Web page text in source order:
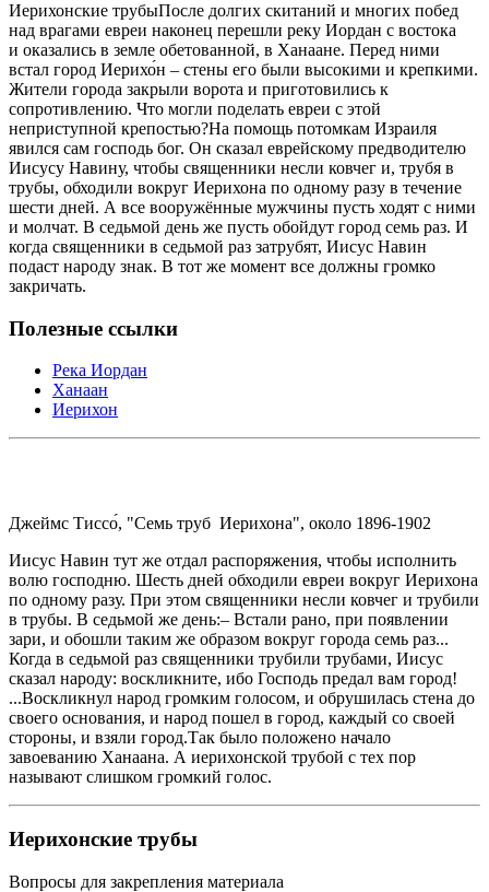
Иерихонские трубыПосле долгих скитаний и многих побед
над врагами евреи наконец перешли реку Иордан с востока
и оказались в земле обетованной, в Ханаане. Перед ними
встал город Иерихо́н – стены его были высокими и крепкими.
Жители города закрыли ворота и приготовились к
сопротивлению. Что могли поделать евреи с этой
неприступной крепостью?На помощь потомкам Израиля
явился сам господь бог. Он сказал еврейскому предводителю
Иисусу Навину, чтобы священники несли ковчег и, трубя в
трубы, обходили вокруг Иерихона по одному разу в течение
шести дней. А все вооружённые мужчины пусть ходят с ними
и молчат. В седьмой день же пусть обойдут город семь раз. И
когда священники в седьмой раз затрубят, Иисус Навин
подаст народу знак. В тот же момент все должны громко
закричать.
Полезные ссылки
Река Иордан
Ханаан
Иерихон
Джеймс Тиссо́, "Семь труб Иерихона", около 1896-1902
Иисус Навин тут же отдал распоряжения, чтобы исполнить
волю господню. Шесть дней обходили евреи вокруг Иерихона
по одному разу. При этом священники несли ковчег и трубили
в трубы. В седьмой же день:– Встали рано, при появлении
зари, и обошли таким же образом вокруг города семь раз...
Когда в седьмой раз священники трубили трубами, Иисус
сказал народу: воскликните, ибо Господь предал вам город!
...Воскликнул народ громким голосом, и обрушилась стена до
своего основания, и народ пошел в город, каждый со своей
стороны, и взяли город.Так было положено начало
завоеванию Ханаана. А иерихонской трубой с тех пор
называют слишком громкий голос.
Иерихонские трубы
Вопросы для закрепления материала